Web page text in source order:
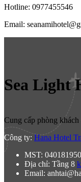
Hotline: 0977455546
Email:
Sea Light
Cung cấp phòng
Công ty: Hana Hotel
MST:
Địa chỉ: Tầng 8
Email: